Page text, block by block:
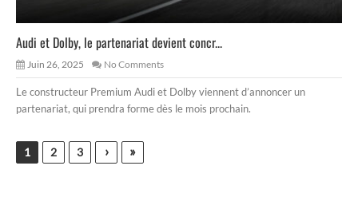
Audi et Dolby, le partenariat devient concr...
Juin 26, 2025 No Comments
Le constructeur Premium Audi et Dolby viennent d’annoncer un
partenariat, qui prendra forme dès le mois prochain.
1 2 3 › »